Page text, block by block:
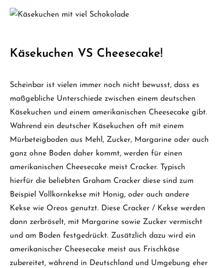
Käsekuchen VS Cheesecake!
Scheinbar ist vielen immer noch nicht bewusst, dass es
maßgebliche Unterschiede zwischen einem deutschen
Käsekuchen und einem amerikanischen Cheesecake gibt.
Während ein deutscher Käsekuchen oft mit einem
Mürbeteigboden aus Mehl, Zucker, Margarine oder auch
ganz ohne Boden daher kommt, werden für einen
amerikanischen Cheesecake meist Cracker. Typisch
hierfür die beliebten Graham Cracker diese sind zum
Beispiel Vollkornkekse mit Honig, oder auch andere
Kekse wie Oreos genutzt. Diese Cracker / Kekse werden
dann zerbröselt, mit Margarine sowie Zucker vermischt
und am Boden festgedrückt. Zusätzlich dazu wird ein
amerikanischer Cheesecake meist aus Frischkäse
zubereitet, während in Deutschland und Umgebung eher